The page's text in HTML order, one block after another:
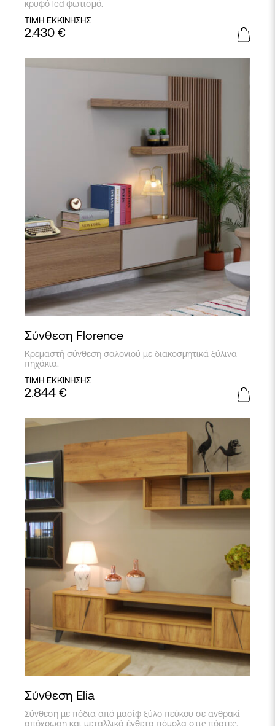
κρυφό led φωτισμό.
ΤΙΜΗ ΕΚΚΙΝΗΣΗΣ
2.430 €
Σύνθεση Florence
Κρεμαστή σύνθεση σαλονιού με διακοσμητικά ξύλινα
πηχάκια.
ΤΙΜΗ ΕΚΚΙΝΗΣΗΣ
2.844 €
Σύνθεση Elia
Σύνθεση με πόδια από μασίφ ξύλο πεύκου σε ανθρακί
απόχρωση και μεταλλικά ένθετα πόμολα στις πόρτες.